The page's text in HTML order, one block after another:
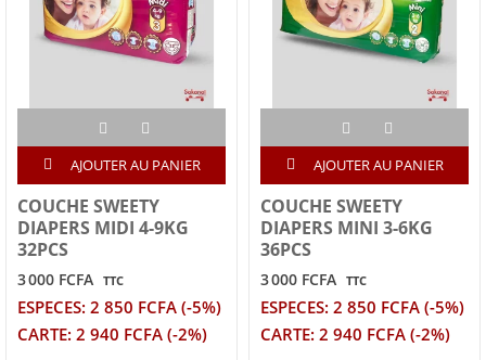
AJOUTER AU PANIER
COUCHE SWEETY
DIAPERS MIDI 4-9KG
32PCS
3 000 FCFA TTC
ESPECES: 2 850 FCFA (-5%)
CARTE: 2 940 FCFA (-2%)
AJOUTER AU PANIER
COUCHE SWEETY
DIAPERS MINI 3-6KG
36PCS
3 000 FCFA TTC
ESPECES: 2 850 FCFA (-5%)
CARTE: 2 940 FCFA (-2%)